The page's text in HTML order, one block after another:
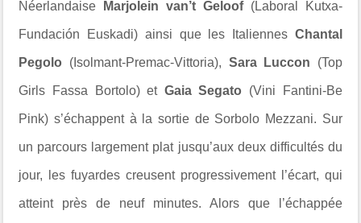
Néerlandaise Marjolein van’t Geloof(Laboral Kutxa-
Fundación Euskadi) ainsi que les Italiennes Chantal
Pegolo (Isolmant-Premac-Vittoria), Sara Luccon (Top
Girls Fassa Bortolo) et Gaia Segato (Vini Fantini-Be
Pink) s’échappent à la sortie de Sorbolo Mezzani. Sur
un parcours largement plat jusqu’aux deux difficultés du
jour, les fuyardes creusent progressivement l’écart, qui
atteint près de neuf minutes. Alors que l’échappée